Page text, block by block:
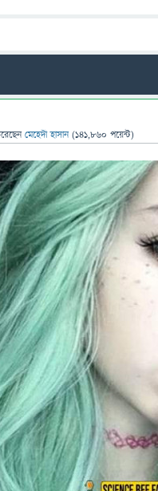
মেহেদী হাসান (141,860 পয়েন্ট)